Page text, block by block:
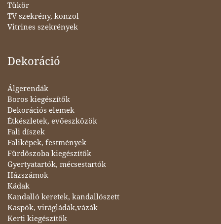
Tükör
TV szekrény, konzol
Vitrines szekrények
Dekoráció
Álgerendák
Boros kiegészítők
Dekorációs elemek
Étkészletek, evőeszközök
Fali díszek
Faliképek, festmények
Fürdőszoba kiegészítők
Gyertyatartók, mécsestartók
Házszámok
Kádak
Kandalló keretek, kandallószett
Kaspók, virágládák,vázák
Kerti kiegészítők